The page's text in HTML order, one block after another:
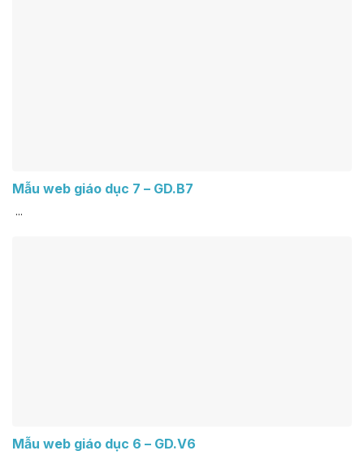
Mẫu web giáo dục 7 – GD.B7
...
Mẫu web giáo dục 6 – GD.V6